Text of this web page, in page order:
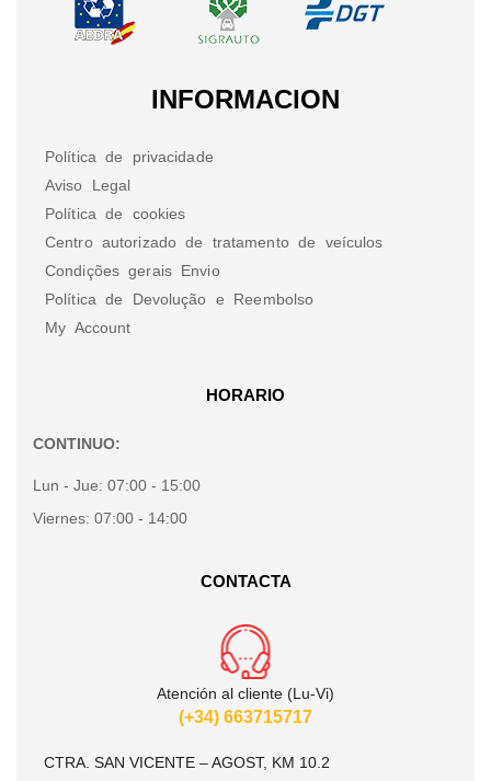
INFORMACION
Política de privacidade
Aviso Legal
Política de cookies
Centro autorizado de tratamento de veículos
Condições gerais Envio
Política de Devolução e Reembolso
My Account
HORARIO
CONTINUO:
Lun - Jue: 07:00 - 15:00
Viernes: 07:00 - 14:00
CONTACTA
Atención al cliente (Lu-Vi)
(+34) 663715717
CTRA. SAN VICENTE – AGOST, KM 10.2